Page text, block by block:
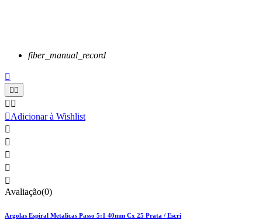
fiber_manual_record

 
 
Adicionar à Wishlist





Avaliação(0)
Argolas Espiral Metalicas Passo 5:1 40mm Cx 25 Prata / Escri